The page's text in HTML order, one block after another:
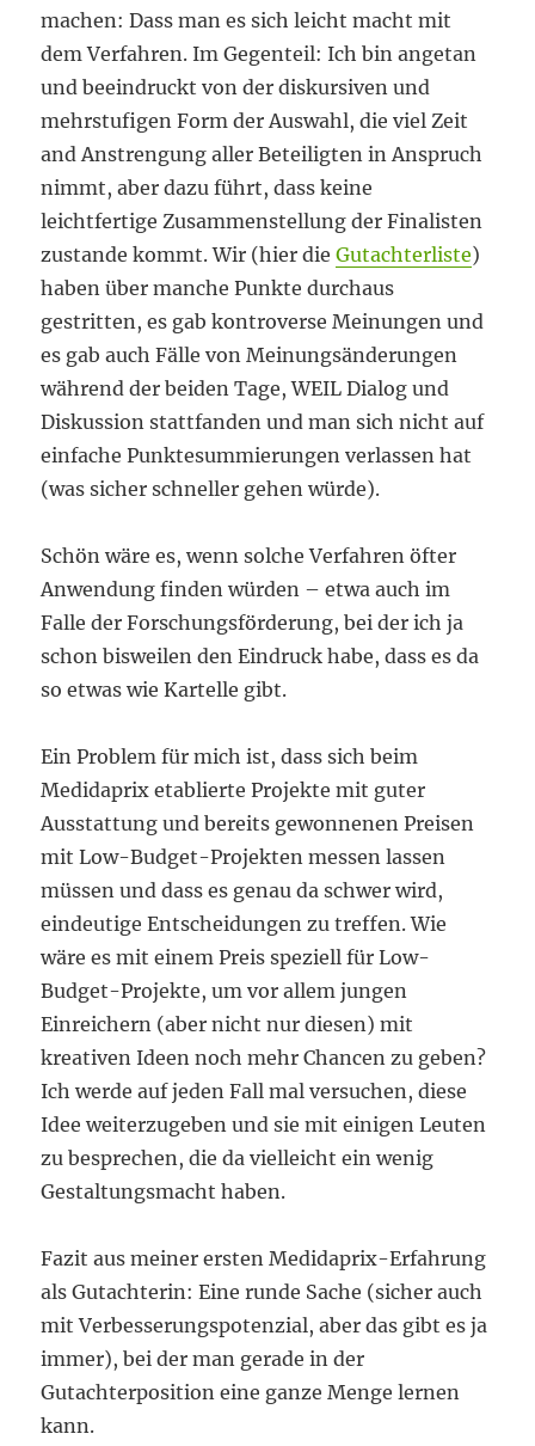
machen: Dass man es sich leicht macht mit
dem Verfahren. Im Gegenteil: Ich bin angetan
und beeindruckt von der diskursiven und
mehrstufigen Form der Auswahl, die viel Zeit
and Anstrengung aller Beteiligten in Anspruch
nimmt, aber dazu führt, dass keine
leichtfertige Zusammenstellung der Finalisten
zustande kommt. Wir (hier dieGutachterliste)
haben über manche Punkte durchaus
gestritten, es gab kontroverse Meinungen und
es gab auch Fälle von Meinungsänderungen
während der beiden Tage, WEIL Dialog und
Diskussion stattfanden und man sich nicht auf
einfache Punktesummierungen verlassen hat
(was sicher schneller gehen würde).
Schön wäre es, wenn solche Verfahren öfter
Anwendung finden würden – etwa auch im
Falle der Forschungsförderung, bei der ich ja
schon bisweilen den Eindruck habe, dass es da
so etwas wie Kartelle gibt.
Ein Problem für mich ist, dass sich beim
Medidaprix etablierte Projekte mit guter
Ausstattung und bereits gewonnenen Preisen
mit Low-Budget-Projekten messen lassen
müssen und dass es genau da schwer wird,
eindeutige Entscheidungen zu treffen. Wie
wäre es mit einem Preis speziell für Low-
Budget-Projekte, um vor allem jungen
Einreichern (aber nicht nur diesen) mit
kreativen Ideen noch mehr Chancen zu geben?
Ich werde auf jeden Fall mal versuchen, diese
Idee weiterzugeben und sie mit einigen Leuten
zu besprechen, die da vielleicht ein wenig
Gestaltungsmacht haben.
Fazit aus meiner ersten Medidaprix-Erfahrung
als Gutachterin: Eine runde Sache (sicher auch
mit Verbesserungspotenzial, aber das gibt es ja
immer), bei der man gerade in der
Gutachterposition eine ganze Menge lernen
kann.